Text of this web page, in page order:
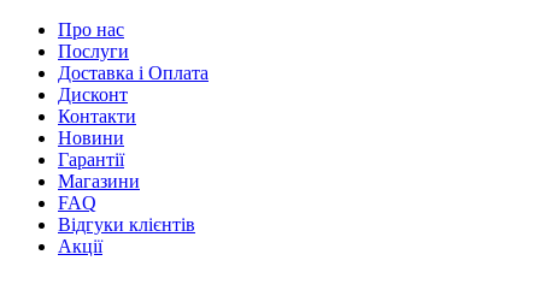
Про нас
Послуги
Доставка і Оплата
Дисконт
Контакти
Новини
Гарантії
Магазини
FAQ
Відгуки клієнтів
Акції